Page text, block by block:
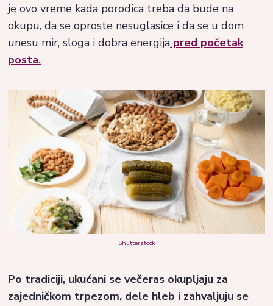
je ovo vreme kada porodica treba da bude na
okupu, da se oproste nesuglasice i da se u dom
unesu mir, sloga i dobra energija pred početak
posta.
Shutterstock
Po tradiciji, ukućani se večeras okupljaju za
zajedničkom trpezom, dele hleb i zahvaljuju se